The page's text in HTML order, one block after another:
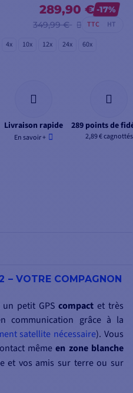
289,90 € -17%
349,99 €
TTC HT
4x 10x 12x 24x 60x
Livraison rapide
En savoir +
289 points de
2,89 € cagnottés
– VOTRE COMPAGNON
un petit GPScompact et très
communication grâce à la
satellite nécessaire). Vous
mêmeen zone blanche
et vos amis sur terre ou sur